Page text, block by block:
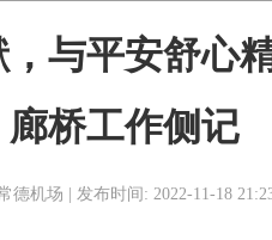
，与平安舒
廊桥工作侧记
德机场 | 发布时间: 2022-11-18